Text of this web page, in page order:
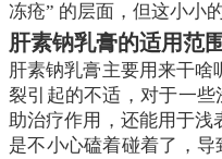
冻疮” 的层面，但这小小
肝素钠乳膏的适用范围
肝素钠乳膏主要用来干啥
裂引起的不适，对于一
助治疗作用，还能用于浅
是不小心磕着碰着了，